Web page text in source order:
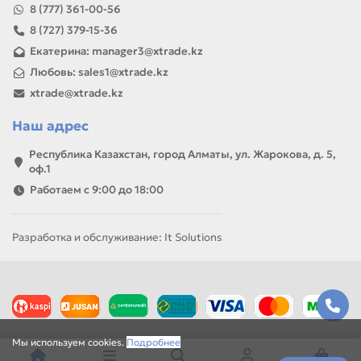
Мы используем cookies. Подробнее
8 (777) 361-00-56
8 (727) 379-15-36
Екатерина: manager3@xtrade.kz
Любовь: sales1@xtrade.kz
xtrade@xtrade.kz
Наш адрес
Республика Казахстан, город Алматы, ул. Жарокова, д. 5,
оф.1
Работаем с 9:00 до 18:00
Разработка и обслуживание: It Solutions